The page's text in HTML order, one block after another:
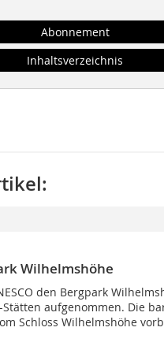
Abonnement
Inhaltsverzeichnis
Wilhelmshöhe
den Bergpark
aufgenommen. Die
Schloss Wilhelmshöhe